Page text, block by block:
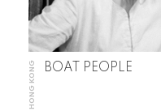
HONG KONG BOAT PEOPLE